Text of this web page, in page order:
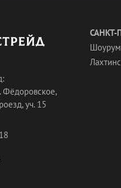
Фёдоровское,
уч. 15
САНКТ-